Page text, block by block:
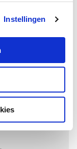
Instellingen